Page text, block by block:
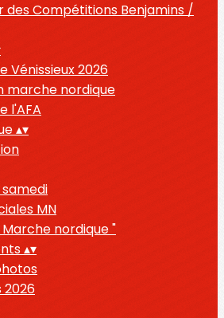
des Compétitions Benjamins /
Vénissieux 2026
marche nordique
l'AFA
▴▾
MN
Marche nordique "
▴▾
2026